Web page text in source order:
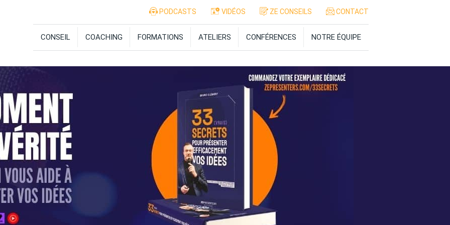
PODCASTS VIDÉOS ZE CONSEILS CONTACT
CONSEIL COACHING FORMATIONS ATELIERS CONFÉRENCES NOTRE ÉQUIPE